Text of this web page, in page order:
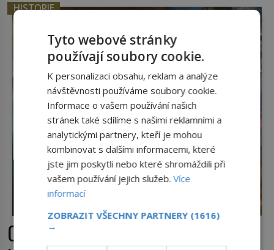
z asijských říší, co nedokážou Němci – to dokáže
český král. Nebo že by ne? Mongolové od roku 1223
postupují podél Kaspického a Azovského moře, […]
HISTORIE
Casanova v Pobaltí: Co měl
Tyto webové stránky
používají soubory cookie.
K personalizaci obsahu, reklam a analýze
návštěvnosti používáme soubory cookie.
Informace o vašem používání našich
stránek také sdílíme s našimi reklamními a
analytickými partnery, kteří je mohou
kombinovat s dalšími informacemi, které
jste jim poskytli nebo které shromáždili při
vašem používání jejich služeb.Více
informací
ZOBRAZIT VŠECHNY PARTNERY (1616)
→